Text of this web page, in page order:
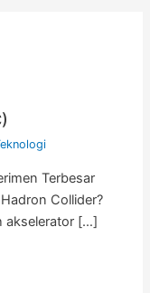
Terbesar
Collider?
akselerator […]